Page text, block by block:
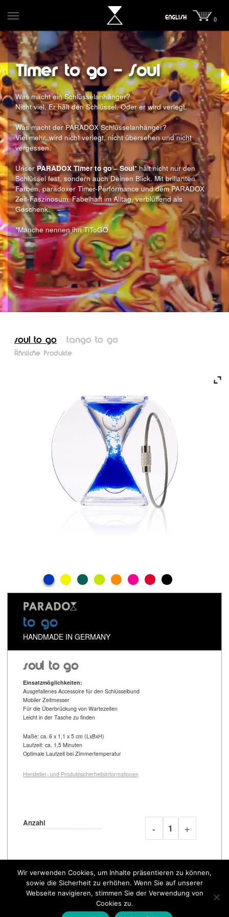
ENGLISH 0
Timer to go – Soul
Was macht ein Schlüsselanhänger?
Nicht viel. Er hält den Schlüssel. Oder er wird verlegt.
Was macht der PARADOX Schlüsselanhänger?
Viel mehr, wird nicht verlegt, nicht übersehen und nicht
vergessen.
UnserPARADOX Timer to go – Soul* hält nicht nur den
Schlüssel fest, sondern auch Deinen Blick. Mit brillanten
Farben, paradoxer Timer-Performance und dem PARADOX
Zeit-Faszinosum. Fabelhaft im Alltag, verblüffend als
Geschenk.
*Manche nennen ihn TiToGO
soul to go tango to go
Ähnliche Produkte
to go
HANDMADE IN GERMANY
soul to go
Einsatzmöglichkeiten:
Ausgefallenes Accessoire für den Schlüsselbund
Mobiler Zeitmesser
Für die Überbrückung von Wartezeiten
Leicht in der Tasche zu finden
Maße: ca. 6 x 1,1 x 5 cm (LxBxH)
Laufzeit: ca. 1,5 Minuten
Optimale Laufzeit bei Zimmertemperatur
Hersteller- und Produktsicherheitsinformationen
Anzahl
Preis
€9,95
Wir verwenden Cookies, um Inhalte präsentieren zu können,
sowie die Sicherheit zu erhöhen. Wenn Sie auf unserer
Webseite navigieren, stimmen Sie der Verwendung von
Cookies zu.